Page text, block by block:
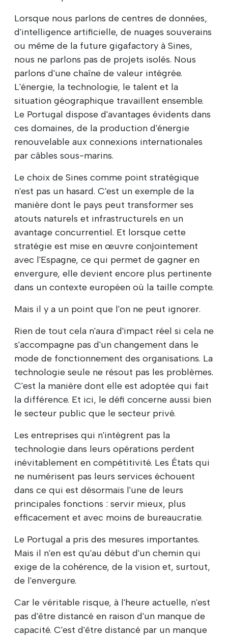
Lorsque nous parlons de centres de données,
d'intelligence artificielle, de nuages souverains
ou même de la future gigafactory à Sines,
nous ne parlons pas de projets isolés. Nous
parlons d'une chaîne de valeur intégrée.
L'énergie, la technologie, le talent et la
situation géographique travaillent ensemble.
Le Portugal dispose d'avantages évidents dans
ces domaines, de la production d'énergie
renouvelable aux connexions internationales
par câbles sous-marins.
Le choix de Sines comme point stratégique
n'est pas un hasard. C'est un exemple de la
manière dont le pays peut transformer ses
atouts naturels et infrastructurels en un
avantage concurrentiel. Et lorsque cette
stratégie est mise en œuvre conjointement
avec l'Espagne, ce qui permet de gagner en
envergure, elle devient encore plus pertinente
dans un contexte européen où la taille compte.
Mais il y a un point que l'on ne peut ignorer.
Rien de tout cela n'aura d'impact réel si cela ne
s'accompagne pas d'un changement dans le
mode de fonctionnement des organisations. La
technologie seule ne résout pas les problèmes.
C'est la manière dont elle est adoptée qui fait
la différence. Et ici, le défi concerne aussi bien
le secteur public que le secteur privé.
Les entreprises qui n'intègrent pas la
technologie dans leurs opérations perdent
inévitablement en compétitivité. Les États qui
ne numérisent pas leurs services échouent
dans ce qui est désormais l'une de leurs
principales fonctions : servir mieux, plus
efficacement et avec moins de bureaucratie.
Le Portugal a pris des mesures importantes.
Mais il n'en est qu'au début d'un chemin qui
exige de la cohérence, de la vision et, surtout,
de l'envergure.
Car le véritable risque, à l'heure actuelle, n'est
pas d'être distancé en raison d'un manque de
capacité. C'est d'être distancé par un manque